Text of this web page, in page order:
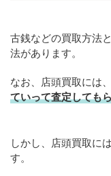
古銭などの買取方法
法があります。
なお、店頭買取には
ていって査定しても
しかし、店頭買取に
す。